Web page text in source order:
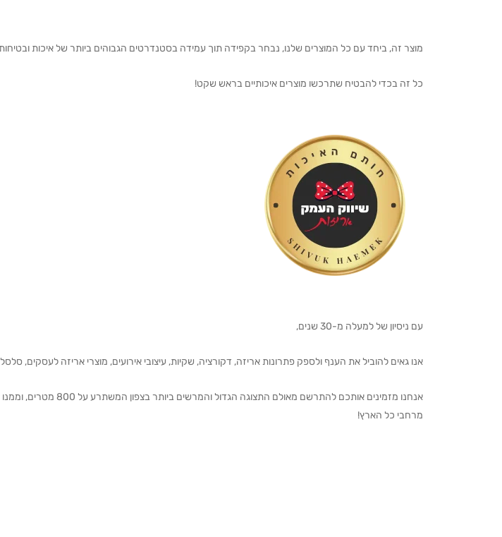
מוצר זה, ביחד עם כל המוצרים שלנו, נבחר בקפידה תוך עמידה בסטנדרטים הגבוהים ביותר של איכות
כל זה בכדי להבטיח שתרכשו מוצרים איכותיים בראש שקט!
עם ניסיון של למעלה מ-30 שנים,
אנו גאים להוביל את הענף ולספק פתרונות אריזה, דקורציה, שקיות, עיצובי אירועים, מוצרי אריזה לעסקים,
אנחנו מזמינים אותכם להתרשם
מרחבי כל הארץ!